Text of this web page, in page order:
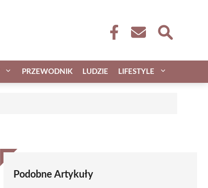
PRZEWODNIK LUDZIE LIFESTYLE
Podobne Artykuły